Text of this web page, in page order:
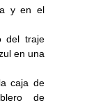
y en el
del traje
en una
caja de
de